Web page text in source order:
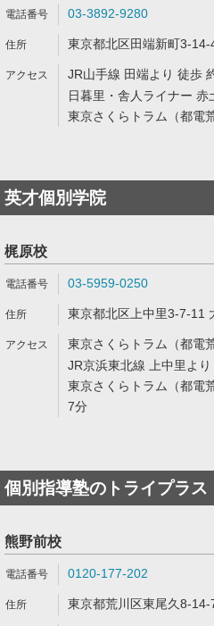
03-3892-9280
東京都北区田端新町3-14-
JR山手線 田端より 徒歩
日暮里・舎人ライナー
東京さくらトラム（都電
英才個別学院
梶原校
03-5959-0250
東京都北区上中里3-7-11
東京さくらトラム（都電
JR京浜東北線 上中里よ
東京さくらトラム（都電
7分
個別指導塾のトライプラス
熊野前校
0120-177-202
東京都荒川区東尾久8-